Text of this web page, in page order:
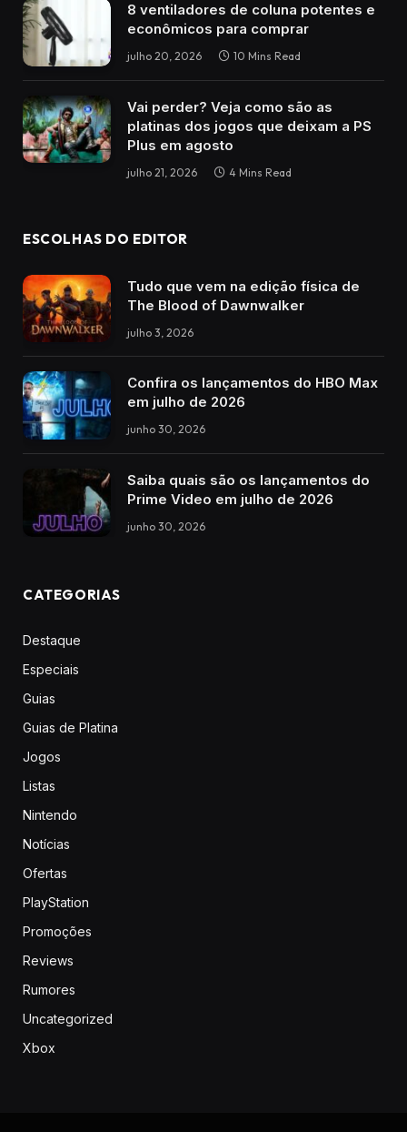
8 ventiladores de coluna potentes e
econômicos para comprar
julho 20, 2026 10 Mins Read
Vai perder? Veja como são as
platinas dos jogos que deixam a PS
Plus em agosto
julho 21, 2026 4 Mins Read
ESCOLHAS DO EDITOR
Tudo que vem na edição física de
The Blood of Dawnwalker
julho 3, 2026
Confira os lançamentos do HBO Max
em julho de 2026
junho 30, 2026
Saiba quais são os lançamentos do
Prime Video em julho de 2026
junho 30, 2026
CATEGORIAS
Destaque
Especiais
Guias
Guias de Platina
Jogos
Listas
Nintendo
Notícias
Ofertas
PlayStation
Promoções
Reviews
Rumores
Uncategorized
Xbox